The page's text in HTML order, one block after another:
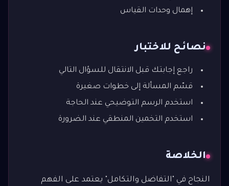
إهمال وحدات القياس
نصائح للاختبار
راجع إجابتك قبل الانتقال للسؤال التالي
قسّم المسألة إلى خطوات صغيرة
استخدم الرسم التوضيحي عند الحاجة
استخدم التخمين المنطقي عند الضرورة
الخلاصة
النجاح في "التفاضل والتكامل" يعتمد على الفهم